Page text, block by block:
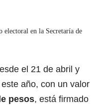
electoral en la Secretaría de
el 21 de abril y
año, con un valor
pesos, está firmado